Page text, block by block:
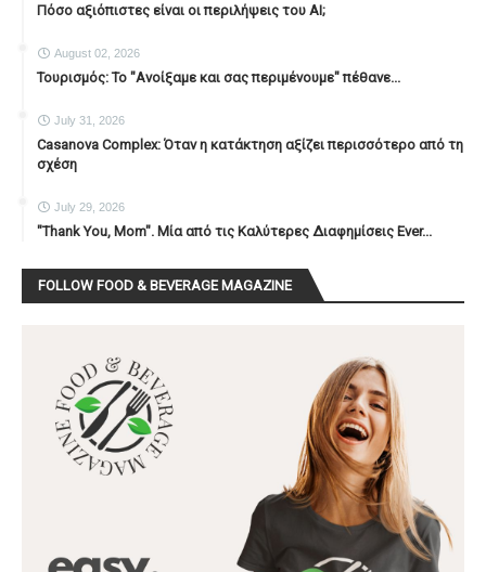
Πόσο αξιόπιστες είναι οι περιλήψεις του ΑΙ;
August 02, 2026
Τουρισμός: Το "Ανοίξαμε και σας περιμένουμε" πέθανε...
July 31, 2026
Casanova Complex: Όταν η κατάκτηση αξίζει περισσότερο από τη
σχέση
July 29, 2026
"Thank You, Mοm". Μία από τις Καλύτερες Διαφημίσεις Ever...
FOLLOW FOOD & BEVERAGE MAGAZINE